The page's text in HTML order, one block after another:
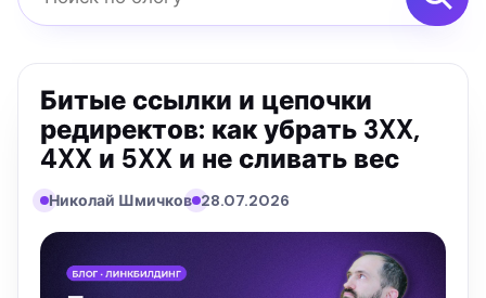
Битые ссылки и цепочки
редиректов: как убрать 3XX,
4XX и 5XX и не сливать вес
Николай Шмичков 28.07.2026